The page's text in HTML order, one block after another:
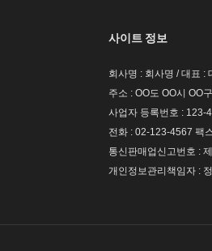
사이트 정보
회사명 : 회사명 / 대표 :
주소 : OO도 OO시 OO
사업자 등록번호 : 123-
전화 : 02-123-4567 팩
통신판매업신고번호 :
개인정보관리책임자 :